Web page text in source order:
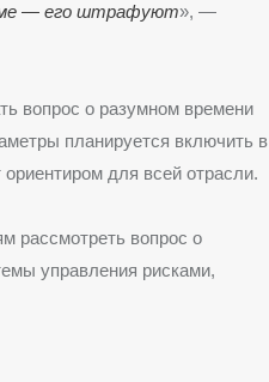
— его штрафуют», —
вопрос о разумном времени
планируется включить в
для всей отрасли.
рассмотреть вопрос о
управления рисками,